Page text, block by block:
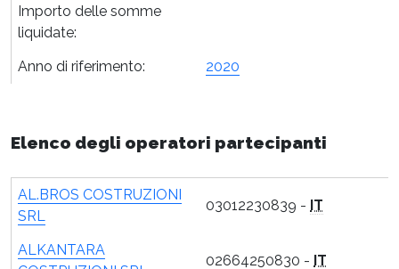
Importo delle somme
liquidate:
Anno di riferimento:
2020
Elenco degli operatori partecipanti
AL.BROS COSTRUZIONI
SRL
03012230839 - IT
ALKANTARA
02664250830 - IT